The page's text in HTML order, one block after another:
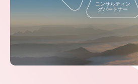
コンサルティン
グパートナー